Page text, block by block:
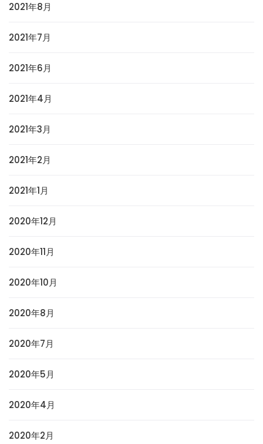
2021年8月
2021年7月
2021年6月
2021年4月
2021年3月
2021年2月
2021年1月
2020年12月
2020年11月
2020年10月
2020年8月
2020年7月
2020年5月
2020年4月
2020年2月